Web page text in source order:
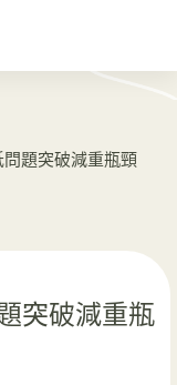
題突破減重瓶頸
突破減重瓶